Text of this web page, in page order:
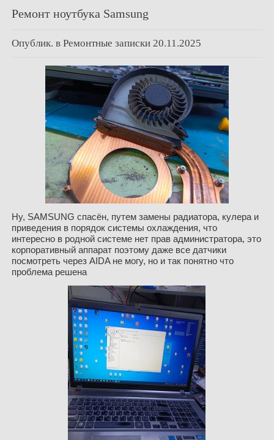
Ремонт ноутбука Samsung
Опублик. в Ремонтные записки 20.11.2025
Ну, SAMSUNG спасён, путем замены радиатора, кулера и
приведения в порядок системы охлаждения, что
интересно в родной системе нет прав администратора, это
корпоративный аппарат поэтому даже все датчики
посмотреть через AIDA не могу, но и так понятно что
проблема решена